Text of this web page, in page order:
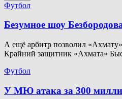
Футбол
Безумное шоу
А ещё арбитр позволил
Крайний защитник «Ахмата»
Футбол
У МЮ атака за 300